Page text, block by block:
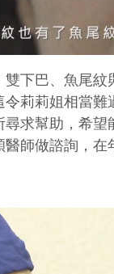
下巴、魚尾
莉莉姐相當難
求幫助，希
師做諮詢，在